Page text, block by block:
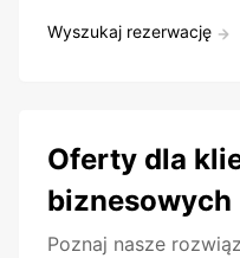
Wyszukaj rezerwację
Oferty dla
biznesowych
Poznaj nasze